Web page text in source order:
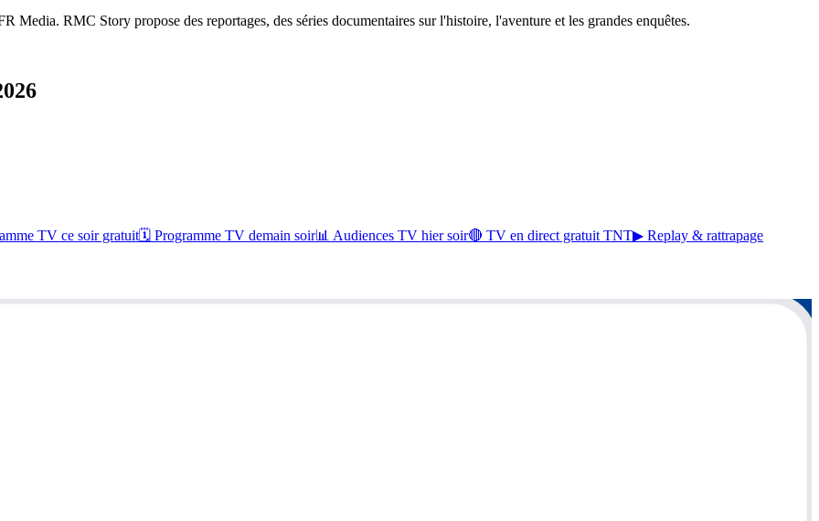
Media. RMC Story propose des reportages, des séries documentaires sur l'histoire, l'aventure et les grandes enquêtes.
TV ce soir gratuit🗓 Programme TV demain soir📊 Audiences TV hier soir🔴 TV en direct gratuit TNT▶ Replay & rattrapage